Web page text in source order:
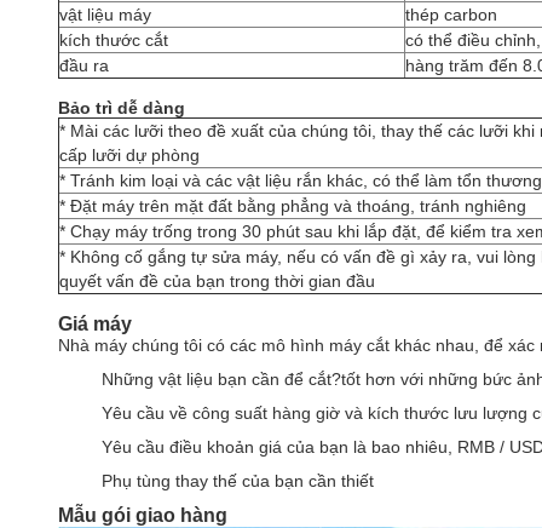
vật liệu máy
thép carbon
kích thước cắt
có thể điều
đầu ra
hàng trăm đến
Bảo trì dễ dàng
* Mài các lưỡi theo đề xuất của chúng tôi, thay thế các lưỡi
cấp lưỡi dự phòng
* Tránh kim loại và các vật liệu rắn khác, có thể làm tổn
* Đặt máy trên mặt đất bằng phẳng và thoáng, tránh nghiêng
* Chạy máy trống trong 30 phút sau khi lắp đặt, để kiểm tra
* Không cố gắng tự sửa máy, nếu có vấn đề gì xảy ra, vui
quyết vấn đề của bạn trong thời gian đầu
Giá máy
Nhà máy chúng tôi có các mô hình máy cắt khác nhau, để
Những vật liệu bạn cần để cắt?tốt hơn với những bức
Yêu cầu về công suất hàng giờ và kích thước lưu lượng
Yêu cầu điều khoản giá của bạn là bao nhiêu, RMB /
Phụ tùng thay thế của bạn cần thiết
Mẫu gói giao hàng